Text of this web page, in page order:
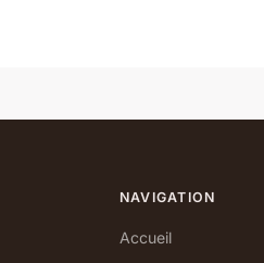
NAVIGATION
Accueil